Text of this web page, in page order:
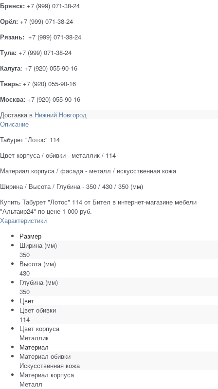
Брянск: +7 (999) 071-38-24
Орёл: +7 (999) 071-38-24
Рязань: +7 (999) 071-38-24
Тула: +7 (999) 071-38-24
Калуга: +7 (920) 055-90-16
Тверь: +7 (920) 055-90-16
Москва: +7 (920) 055-90-16
Доставка в Нижний Новгород
Описание
Табурет "Лотос" 114
Цвет корпуса / обивки - металлик / 114
Материал корпуса / фасада - металл / искусственная кожа
Ширина / Высота / Глубина - 350 / 430 / 350 (мм)
Купить Табурет "Лотос" 114 от Бител в интернет-магазине мебели
"Альтаир24" по цене 1 000 руб.
Характеристики
Размер
Ширина (мм)
350
Высота (мм)
430
Глубина (мм)
350
Цвет
Цвет обивки
114
Цвет корпуса
Металлик
Материал
Материал обивки
Искусственная кожа
Материал корпуса
Металл